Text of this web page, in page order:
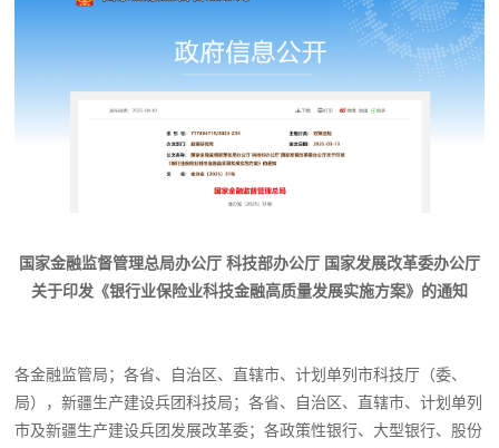
国家金融监督管理总局办公厅 科技部办公厅 国家发展改革委办公厅
关于印发《银行业保险业科技金融高质量发展实施方案》的通知
各金融监管局；各省、自治区、直辖市、计划单列市科技厅（委、
局），新疆生产建设兵团科技局；各省、自治区、直辖市、计划单列
市及新疆生产建设兵团发展改革委；各政策性银行、大型银行、股份